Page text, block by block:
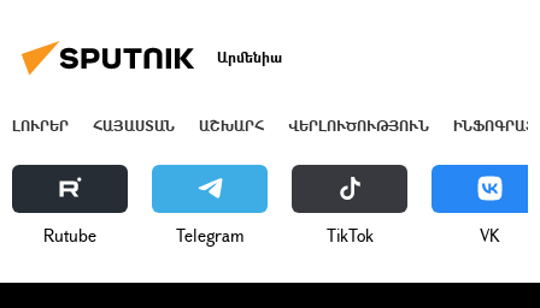
Արմենիա
ԼՈՒՐԵՐ ՀԱՅԱՍՏԱՆ ԱՇԽԱՐՀ ՎԵՐԼՈՒԾՈՒԹՅՈՒՆ
Rutube Telegram ТikТоk VK